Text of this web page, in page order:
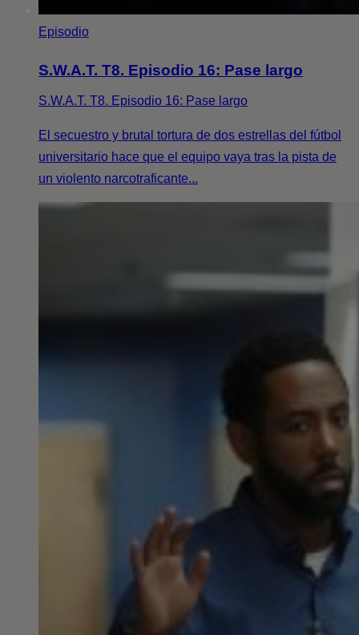
Episodio
S.W.A.T. T8. Episodio 16: Pase largo
S.W.A.T. T8. Episodio 16: Pase largo
El secuestro y brutal tortura de dos estrellas del fútbol
universitario hace que el equipo vaya tras la pista de
un violento narcotraficante...